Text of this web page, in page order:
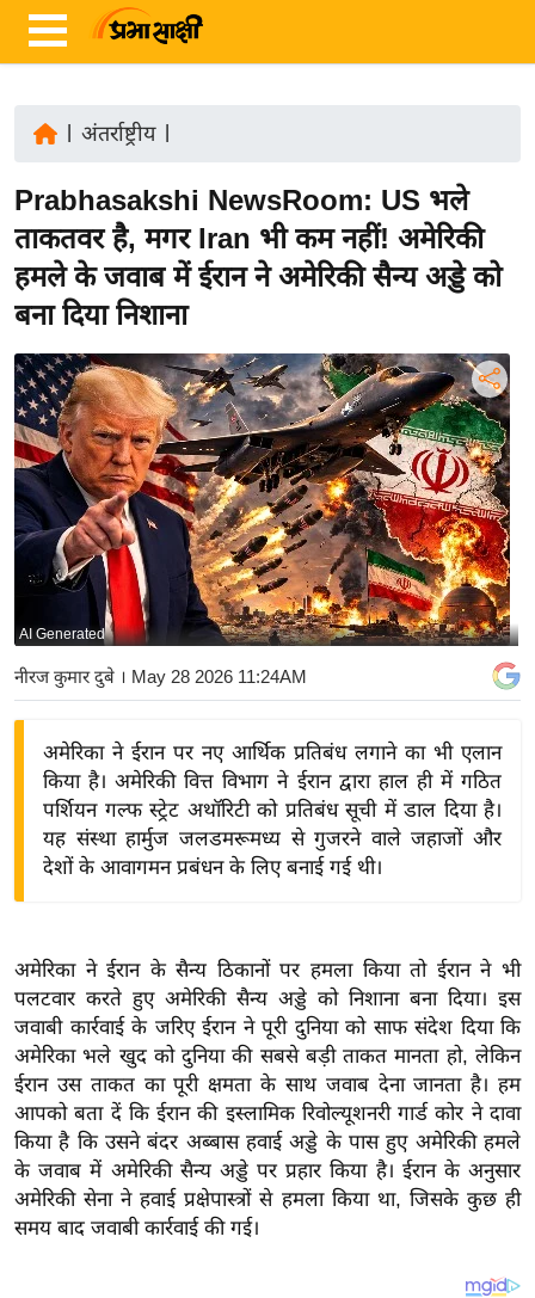
ज़ा
ख
र
ष्ट्री
य
अं
त
र्रा
ष्ट्री
ज़
द्यो
शे
ष
ज्ञ
रा
य
ब
ज
ट
खे
अंतर्राष्ट्रीय|
Prabhasakshi NewsRoom: US भले
ताकतवर है, मगर Iran भी कम नहीं! अमेरिकी
हमले के जवाब में ईरान ने अमेरिकी सैन्य अड्डे को
बना दिया निशाना
AI Generated
नीरज कुमार दुबे । May 28 2026 11:24AM
अमेरिका ने ईरान पर नए आर्थिक प्रतिबंध लगाने का भी एलान
किया है। अमेरिकी वित्त विभाग ने ईरान द्वारा हाल ही में गठित
पर्शियन गल्फ स्ट्रेट अथॉरिटी को प्रतिबंध सूची में डाल दिया है।
यह संस्था हार्मुज जलडमरूमध्य से गुजरने वाले जहाजों और
देशों के आवागमन प्रबंधन के लिए बनाई गई थी।
अमेरिका ने ईरान के सैन्य ठिकानों पर हमला किया तो ईरान ने भी
पलटवार करते हुए अमेरिकी सैन्य अड्डे को निशाना बना दिया। इस
जवाबी कार्रवाई के जरिए ईरान ने पूरी दुनिया को साफ संदेश दिया कि
अमेरिका भले खुद को दुनिया की सबसे बड़ी ताकत मानता हो, लेकिन
ईरान उस ताकत का पूरी क्षमता के साथ जवाब देना जानता है। हम
आपको बता दें कि ईरान की इस्लामिक रिवोल्यूशनरी गार्ड कोर ने दावा
किया है कि उसने बंदर अब्बास हवाई अड्डे के पास हुए अमेरिकी हमले
के जवाब में अमेरिकी सैन्य अड्डे पर प्रहार किया है। ईरान के अनुसार
अमेरिकी सेना ने हवाई प्रक्षेपास्त्रों से हमला किया था, जिसके कुछ ही
समय बाद जवाबी कार्रवाई की गई।